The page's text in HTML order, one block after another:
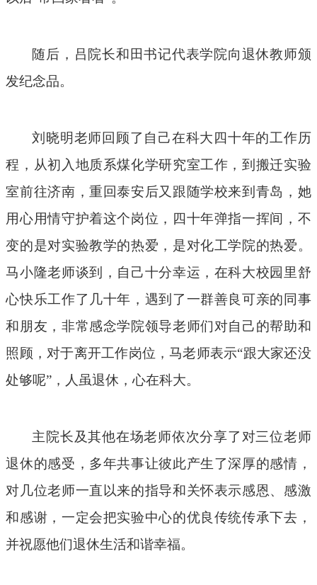
随后，吕院长和田书记代表学院向退休教师颁
发纪念品。
刘晓明老师回顾了自己在科大四十年的工作历
程，从初入地质系煤化学研究室工作，到搬迁实验
室前往济南，重回泰安后又跟随学校来到青岛，她
用心用情守护着这个岗位，四十年弹指一挥间，不
变的是对实验教学的热爱，是对化工学院的热爱。
马小隆老师谈到，自己十分幸运，在科大校园里舒
心快乐工作了几十年，遇到了一群善良可亲的同事
和朋友，非常感念学院领导老师们对自己的帮助和
照顾，对于离开工作岗位，马老师表示“跟大家还没
处够呢”，人虽退休，心在科大。
主院长及其他在场老师依次分享了对三位老师
退休的感受，多年共事让彼此产生了深厚的感情，
对几位老师一直以来的指导和关怀表示感恩、感激
和感谢，一定会把实验中心的优良传统传承下去，
并祝愿他们退休生活和谐幸福。